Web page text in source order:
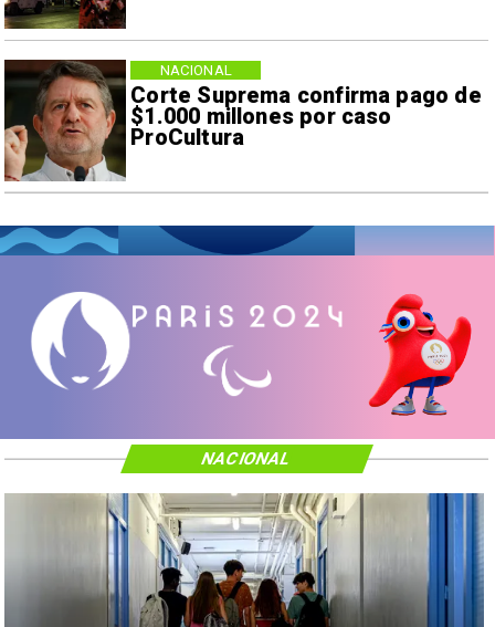
Corte Suprema confirma pago de
$1.000 millones por caso
ProCultura
NACIONAL
NACIONAL